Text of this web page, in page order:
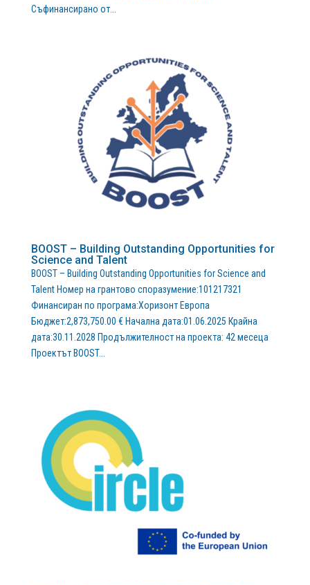
Съфинансирано от...
BOOST – Building Outstanding Opportunities for
Science and Talent
BOOST – Building Outstanding Opportunities for Science and
Talent Номер на грантово споразумение:101217321
Финансиран по програма:Хоризонт Европа
Бюджет:2,873,750.00 € Начална дата:01.06.2025 Крайна
дата:30.11.2028 Продължителност на проекта: 42 месеца
Проектът BOOST...